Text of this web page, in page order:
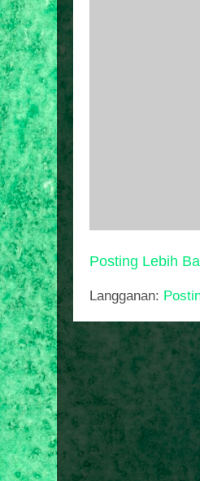
Posting Lebih
Langganan: